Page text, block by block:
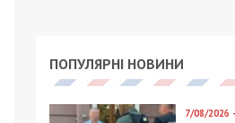
ПОПУЛЯРНІ НОВИНИ
7/08/2026